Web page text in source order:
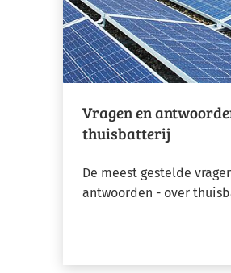
Vragen en
thuisbatterij
De meest gestelde
antwoorden - over